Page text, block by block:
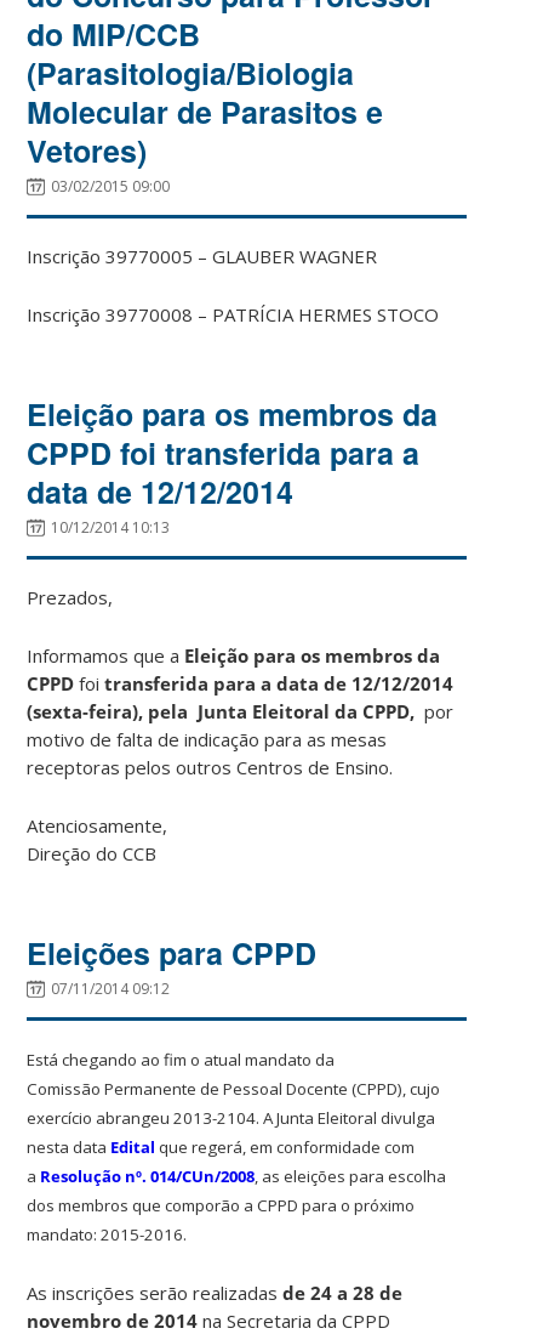
do MIP/CCB
(Parasitologia/Biologia
Molecular de Parasitos e
Vetores)
03/02/2015 09:00
Inscrição 39770005 – GLAUBER WAGNER
Inscrição 39770008 – PATRÍCIA HERMES STOCO
Eleição para os membros da
CPPD foi transferida para a
data de 12/12/2014
10/12/2014 10:13
Prezados,
Informamos que a Eleição para os membros da
CPPD foitransferida para a data de 12/12/2014
(sexta-feira), pela Junta Eleitoral da CPPD, por
motivo de falta de indicação para as mesas
receptoras pelos outros Centros de Ensino.
Atenciosamente,
Direção do CCB
Eleições para CPPD
07/11/2014 09:12
Está chegando ao fim o atual mandato da
Comissão Permanente de Pessoal Docente (CPPD), cujo
exercício abrangeu 2013-2104. A Junta Eleitoral divulga
nesta data Edital que regerá, em conformidade com
a Resolução nº. 014/CUn/2008, as eleições para escolha
dos membros que comporão a CPPD para o próximo
mandato: 2015-2016.
As inscrições serão realizadasde 24 a 28 de
novembro de 2014 na Secretaria da CPPD